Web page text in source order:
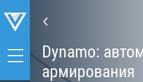
Dynamo:
армирования